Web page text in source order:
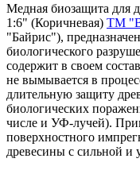
Медная биозащита для
1:6" (Коричневая) ТМ
"Байрис"),
биологического
содержит в своем
не вымывается в
длительную защиту
биологических
числе и УФ-лучей).
поверхностного
древесины с сильной и